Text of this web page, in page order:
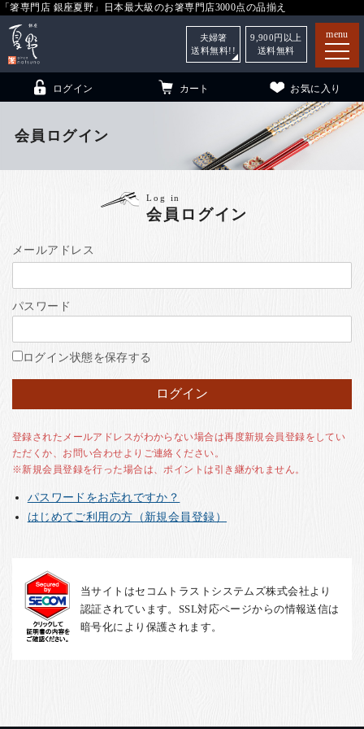
「箸専門店 銀座夏野」日本最大級のお箸専門店3000点の品揃え
menu
（贈答用・自宅用）
銀座夏野・箸長
ご利用ガイド
お客様の声
お知らせ
English
ログイン カート お気に入り
夫婦箸
送料無料!!
9,900 円以上
送料無料
会員ログイン
Log in
会員ログイン
メールアドレス
パスワード
ログイン状態を保存する
登録されたメールアドレスがわからない場合は再度新規会員登録をしてい
ただくか、お問い合わせよりご連絡ください。
※新規会員登録を行った場合は、ポイントは引き継がれません。
パスワードをお忘れですか？
はじめてご利用の方（新規会員登録）
当サイトはセコムトラストシステムズ株式会社より
認証されています。SSL対応ページからの情報送信は
暗号化により保護されます。